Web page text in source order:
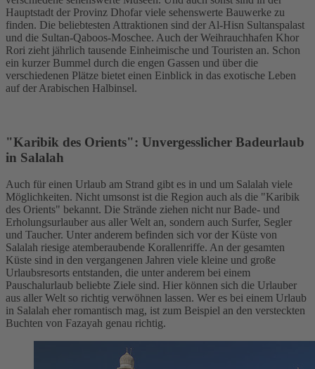
Hauptstadt der Provinz Dhofar viele sehenswerte Bauwerke zu
finden. Die beliebtesten Attraktionen sind der Al-Hisn Sultanspalast
und die Sultan-Qaboos-Moschee. Auch der Weihrauchhafen Khor
Rori zieht jährlich tausende Einheimische und Touristen an. Schon
ein kurzer Bummel durch die engen Gassen und über die
verschiedenen Plätze bietet einen Einblick in das exotische Leben
auf der Arabischen Halbinsel.
"Karibik des Orients": Unvergesslicher Badeurlaub
in Salalah
Auch für einen Urlaub am Strand gibt es in und um Salalah viele
Möglichkeiten. Nicht umsonst ist die Region auch als die "Karibik
des Orients" bekannt. Die Strände ziehen nicht nur Bade- und
Erholungsurlauber aus aller Welt an, sondern auch Surfer, Segler
und Taucher. Unter anderem befinden sich vor der Küste von
Salalah riesige atemberaubende Korallenriffe. An der gesamten
Küste sind in den vergangenen Jahren viele kleine und große
Urlaubsresorts entstanden, die unter anderem bei einem
Pauschalurlaub beliebte Ziele sind. Hier können sich die Urlauber
aus aller Welt so richtig verwöhnen lassen. Wer es bei einem Urlaub
in Salalah eher romantisch mag, ist zum Beispiel an den versteckten
Buchten von Fazayah genau richtig.